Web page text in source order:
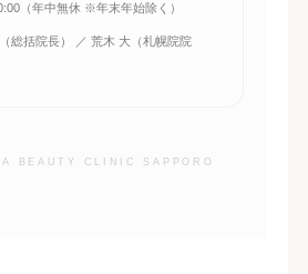
（年中無休 ※年末年始除く）
総括院長） ／ 荒木 大（札幌院院
BEAUTY CLINIC SAPPORO